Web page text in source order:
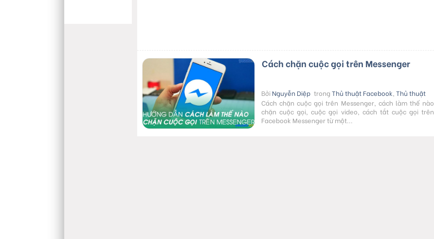
Cách chặn cuộc gọi trên Messenger
Bởi Nguyễn Diệp trong Thủ thuật Facebook Thủ thuật
điện thoại
31/03/2019
Cách chặn cuộc gọi trên Messenger, cách làm thế nào
chặn cuộc gọi, cuộc gọi video, cách tắt cuộc gọi trên
Facebook Messenger từ một...